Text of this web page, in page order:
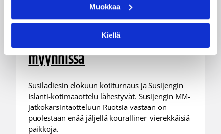
Muokkaa
Kiellä
Edulliset liput Susijengin ja
Susiladiesin elokuun
kotimaaotteluihin nyt
myynnissä
Susiladiesin elokuun kotiturnaus ja Susijengin
Islanti-kotimaaottelu lähestyvät. Susijengin MM-
jatkokarsintaotteluun Ruotsia vastaan on
puolestaan enää jäljellä kourallinen vierekkäisiä
paikkoja.